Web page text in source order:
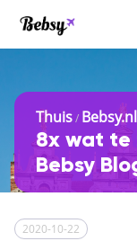
Thuis/
8x wat te
Bebsy
2020-10-22